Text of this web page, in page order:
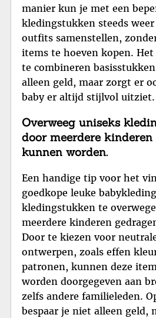
manier kun je met een
kledingstukken steeds
outfits samenstellen,
items te hoeven kopen. Het
te combineren
alleen geld, maar zorgt er
baby er altijd stijlvol uitziet.
Overweeg uniseks
door meerdere kinderen
kunnen worden.
Een handige tip voor het
goedkope leuke
kledingstukken te
meerdere kinderen
Door te kiezen voor
ontwerpen, zoals effen
patronen, kunnen deze
worden doorgegeven aan
zelfs andere familieleden.
bespaar je niet alleen geld,